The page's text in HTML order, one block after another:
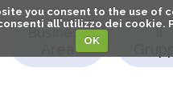
you consent to the use of
all'utilizzo dei
OK
Business
Il